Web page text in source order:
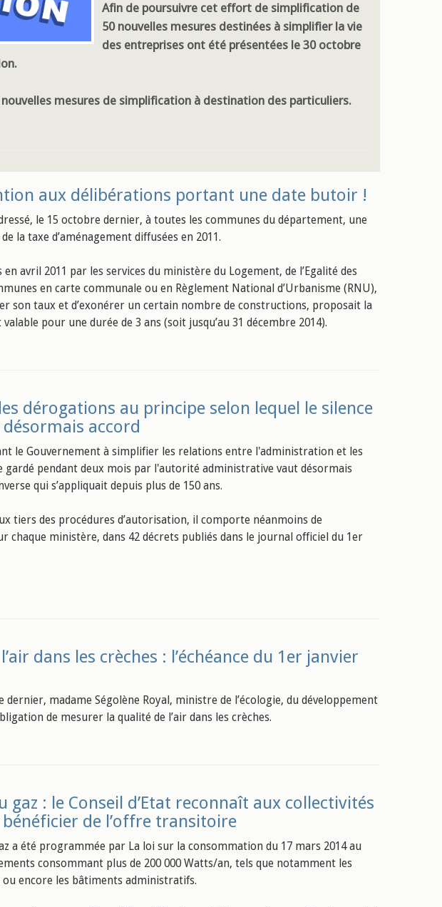
Afin de poursuivre cet effort de simplification de
50 nouvelles mesures destinées à simplifier la vie
des entreprises ont été présentées le 30 octobre
mesures de simplification à destination des particuliers.
aux délibérations portant une date butoir !
le 15 octobre dernier, à toutes les communes du département, une
la taxe d’aménagement diffusées en 2011.
avril 2011 par les services du ministère du Logement, de l’Egalité des
en carte communale ou en Règlement National d’Urbanisme (RNU),
son taux et d’exonérer un certain nombre de constructions, proposait la
pour une durée de 3 ans (soit jusqu’au 31 décembre 2014).
dérogations au principe selon lequel le silence
accord
le Gouvernement à simplifier les relations entre l'administration et les
gardé pendant deux mois par l'autorité administrative vaut désormais
qui s’appliquait depuis plus de 150 ans.
tiers des procédures d’autorisation, il comporte néanmoins de
chaque ministère, dans 42 décrets publiés dans le journal officiel du 1er
dans les crèches : l’échéance du 1er janvier
madame Ségolène Royal, ministre de l’écologie, du développement
de mesurer la qualité de l’air dans les crèches.
: le Conseil d’Etat reconnaît aux collectivités
de l’offre transitoire
a été programmée par La loi sur la consommation du 17 mars 2014 au
consommant plus de 200 000 Watts/an, tels que notamment les
encore les bâtiments administratifs.